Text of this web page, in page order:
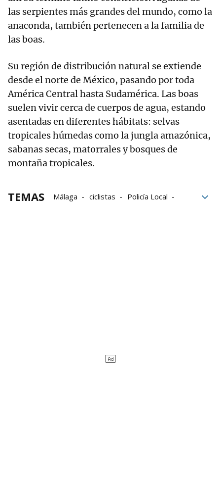
las serpientes más grandes del mundo, como la
anaconda, también pertenecen a la familia de
las boas.
Su región de distribución natural se extiende
desde el norte de México, pasando por toda
América Central hasta Sudamérica. Las boas
suelen vivir cerca de cuerpos de agua, estando
asentadas en diferentes hábitats: selvas
tropicales húmedas como la jungla amazónica,
sabanas secas, matorrales y bosques de
montaña tropicales.
TEMAS Málaga ciclistas
Policía Local